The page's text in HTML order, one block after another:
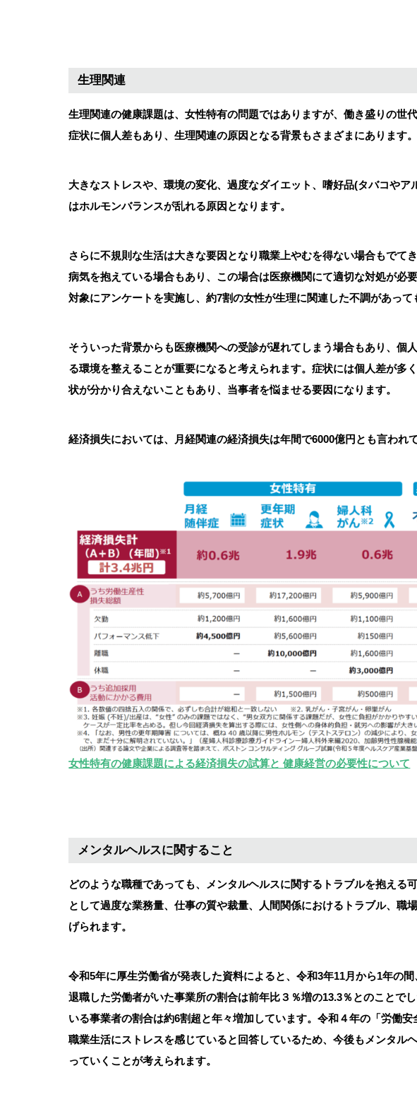
生理関連
生理関連の健康課題は、女性特有の問題ではありますが、働き盛りの世
症状に個人差もあり、生理関連の原因となる背景もさまざまにあります。
大きなストレスや、環境の変化、過度なダイエット、嗜好品(タバコや
はホルモンバランスが乱れる原因となります。
さらに不規則な生活は大きな要因となり職業上やむを得ない場合もでて
病気を抱えている場合もあり、この場合は医療機関にて適切な対処が必
対象にアンケートを実施し、約7割の女性が生理に関連した不調があって
そういった背景からも医療機関への受診が遅れてしまう場合もあり、個
る環境を整えることが重要になると考えられます。症状には個人差が多
状が分かり合えないこともあり、当事者を悩ませる要因になります。
経済損失においては、月経関連の経済損失は年間で6000億円とも言われて
女性特有の健康課題による経済損失の試算と 健康経営の必要性について
メンタルヘルスに関すること
どのような職種であっても、メンタルヘルスに関するトラブルを抱える
として過度な業務量、仕事の質や裁量、人間関係におけるトラブル、職
げられます。
令和5年に厚生労働省が発表した資料によると、令和3年11月から1年の
退職した労働者がいた事業所の割合は前年比３％増の13.3％とのことで
いる事業者の割合は約6割超と年々増加しています。令和４年の「労働
職業生活にストレスを感じていると回答しているため、今後もメンタル
っていくことが考えられます。